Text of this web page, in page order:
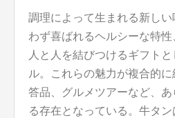
調理によって生まれる新し
わず喜ばれるヘルシーな特
人と人を結びつけるギフト
ル。これらの魅力が複合的
答品、グルメツアーなど、
る存在となっている。牛タ